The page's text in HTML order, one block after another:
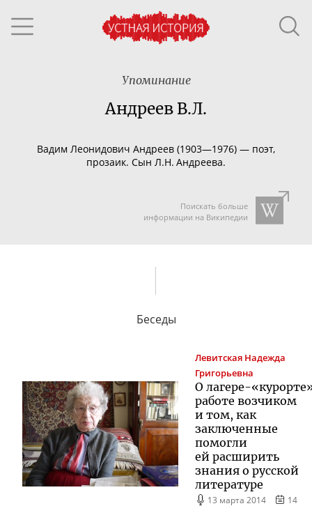
Упоминание
Андреев В.Л.
Вадим Леонидович Андреев (1903—1976) — поэт,
прозаик. Сын Л.Н. Андреева.
Поискать больше
информации на Википедии
Беседы
Левитская Надежда
Григорьевна
О лагере-
работе возчиком
и том, как
заключенные
помогли
ей расширить
знания о русской
литературе
13 марта 2014
14